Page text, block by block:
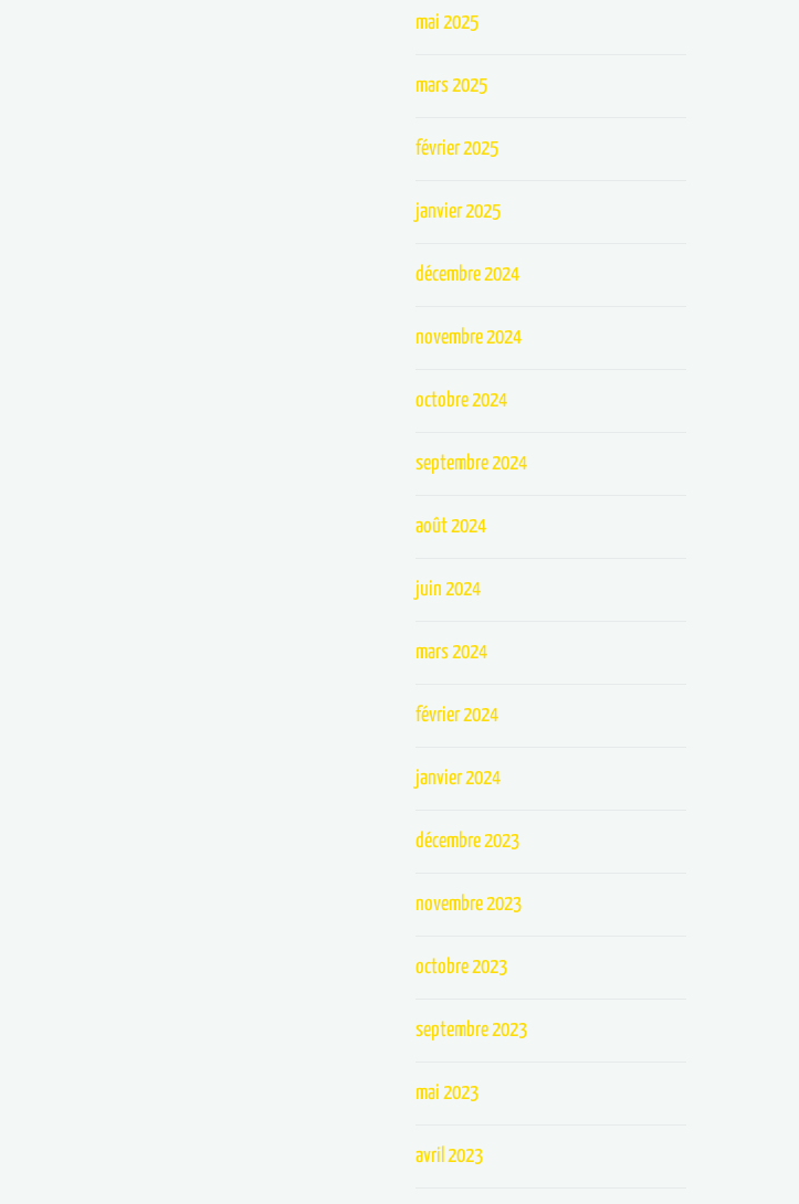
mai 2025
mars 2025
février 2025
janvier 2025
décembre 2024
novembre 2024
octobre 2024
septembre 2024
août 2024
juin 2024
mars 2024
février 2024
janvier 2024
décembre 2023
novembre 2023
octobre 2023
septembre 2023
mai 2023
avril 2023